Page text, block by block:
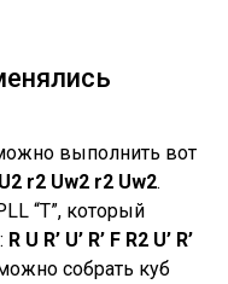
выполнить вот
r2 Uw2 r2 Uw2.
“T”, который
R U R’ U’ R’ F R2 U’ R’
собрать куб